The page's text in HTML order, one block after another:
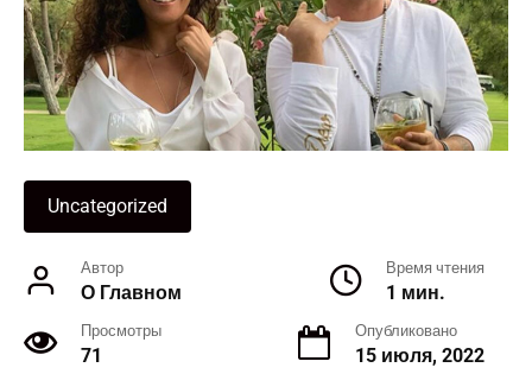
Uncategorized
Автор
О Главном
Время чтения
1 мин.
Просмотры
71
Опубликовано
15 июля, 2022